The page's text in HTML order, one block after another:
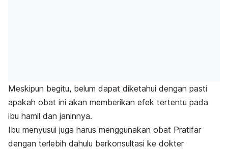
Meskipun begitu, belum dapat diketahui dengan pasti
apakah obat ini akan memberikan efek tertentu pada
ibu hamil dan janinnya.
Ibu menyusui juga harus menggunakan obat Pratifar
dengan terlebih dahulu berkonsultasi ke dokter